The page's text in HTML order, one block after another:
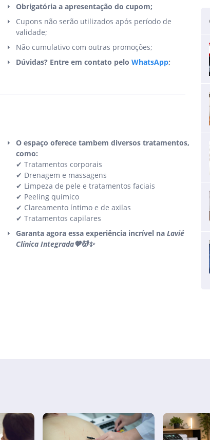
Obrigatória a apresentação do cupom;
Cupons não serão utilizados após período de
validade;
Não cumulativo com outras promoções;
Dúvidas? Entre em contato pelo WhatsApp;
O espaço oferece tambem diversos tratamentos,
como:
✔ Tratamentos corporais
✔ Drenagem e massagens
✔ Limpeza de pele e tratamentos faciais
✔ Peeling químico
✔ Clareamento íntimo e de axilas
✔ Tratamentos capilares
Garanta agora essa experiência incrível na Lavié
Clínica Integrada💖💆✨